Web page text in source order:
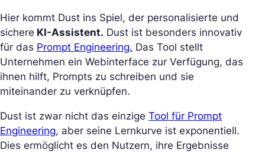
Hier kommt Dust ins Spiel, der personalisierte und
sichere KI-Assistent. Dust ist besonders innovativ
für das Prompt Engineering. Das Tool stellt
Unternehmen ein Webinterface zur Verfügung, das
ihnen hilft, Prompts zu schreiben und sie
miteinander zu verknüpfen.
Dust ist zwar nicht das einzige Tool für Prompt
Engineering, aber seine Lernkurve ist exponentiell.
Dies ermöglicht es den Nutzern, ihre Ergebnisse